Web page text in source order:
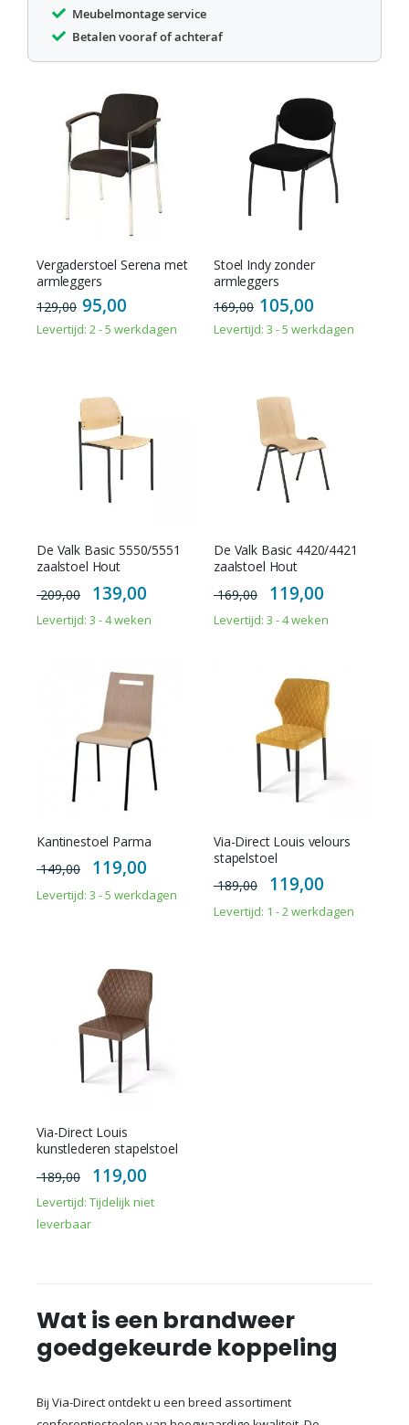
Meubelmontage service
Betalen vooraf of achteraf
Vergaderstoel Serena met
armleggers
129,00 95,00
Levertijd: 2 - 5 werkdagen
Stoel Indy zonder
armleggers
169,00 105,00
Levertijd: 3 - 5 werkdagen
De Valk Basic 5550/5551
zaalstoel Hout
209,00
Special
Price
139,00
Levertijd: 3 - 4 weken
De Valk Basic 4420/4421
zaalstoel Hout
169,00
Special
Price
119,00
Levertijd: 3 - 4 weken
Kantinestoel Parma
149,00
Special
Price
119,00
Levertijd: 3 - 5 werkdagen
Via-Direct Louis velours
stapelstoel
189,00
Special
Price
119,00
Levertijd: 1 - 2 werkdagen
Via-Direct Louis
kunstlederen stapelstoel
189,00
Special
Price
119,00
Levertijd: Tijdelijk niet
leverbaar
Wat is een brandweer
goedgekeurde koppeling
Bij Via-Direct ontdekt u een breed assortiment